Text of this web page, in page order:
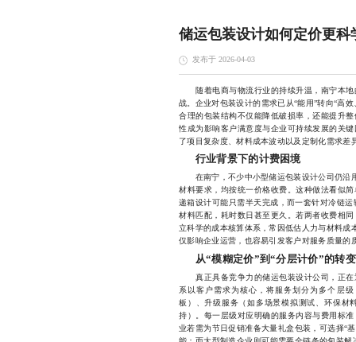
储运包装设计如何定价更科
发布于 2026-04-03
随着电商与物流行业的持续升温，南宁本地
战。企业对包装设计的需求已从“能用”转向“高
合理的包装结构不仅能降低破损率，还能提升
性成为影响客户满意度与企业可持续发展的关
了项目复杂度、材料成本波动以及定制化需求
行业背景下的计费困境
在南宁，不少中小型储运包装设计公司仍沿
材料要求，均按统一价格收费。这种做法看似
递箱设计可能只需半天完成，而一套针对冷链
材料匹配，耗时数日甚至更久。若两者收费相
立科学的成本核算体系，常因低估人力与材料成
仅影响企业运营，也容易引发客户对服务质量的
从“模糊定价”到“分层计价”的转变
真正具备竞争力的储运包装设计公司，正在
系以客户需求为核心，将服务划分为多个层
板）、升级服务（如多场景模拟测试、环保材
持）。每一层级对应明确的服务内容与费用标
业若需为节日促销准备大量礼盒包装，可选择“